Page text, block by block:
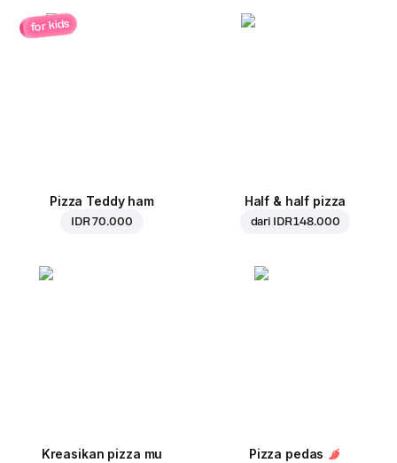
for kids
Pizza Teddy ham
IDR 70.000
Half & half pizza
dari IDR 148.000
Kreasikan pizza mu Pizza pedas